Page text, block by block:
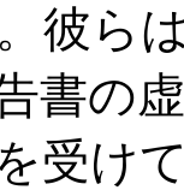
彼ら
書の
受け